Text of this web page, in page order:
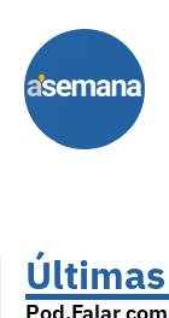
Últimas